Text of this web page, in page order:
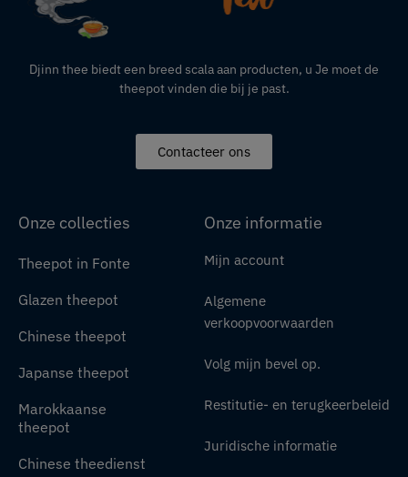
Djinn thee biedt een breed scala aan producten, u Je moet de
theepot vinden die bij je past.
Contacteer ons
Onze collecties
Theepot in Fonte
Glazen theepot
Chinese theepot
Japanse theepot
Marokkaanse
theepot
Chinese theedienst
Onze informatie
Mijn account
Algemene
verkoopvoorwaarden
Volg mijn bevel op.
Restitutie- en terugkeerbeleid
Juridische informatie